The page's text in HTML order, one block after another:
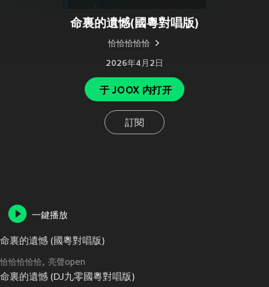
命裏的遺憾(國粵對唱版)
恰恰恰恰恰
2026年4月2日
于 JOOX 内打开
訂閱
一鍵播放
命裏的遺憾 (國粵對唱版)
恰恰恰恰恰 亮聲open
命裏的遺憾 (DJ九零國粵對唱版)